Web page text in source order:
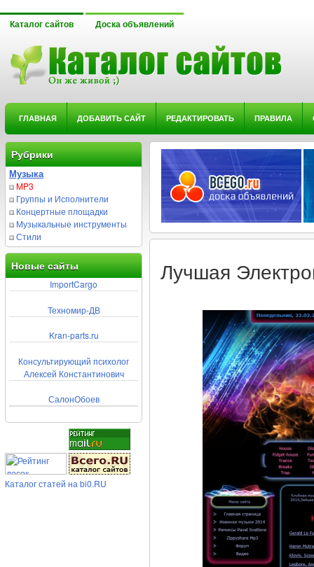
Каталог сайтов Доска объявлений
ГЛАВНАЯ ДОБАВИТЬ САЙТ РЕДАКТИРОВАТЬ ПРАВИЛА
Рубрики
Музыка
MP3
Группы и Исполнители
Концертные площадки
Музыкальные инструменты
Стили
Новые сайты
ImportCargo
Техномир-ДВ
Kran-parts.ru
Консультирующий психолог
Алексей Константинович
СалонОбоев
Каталог статей на bi0.RU
Лучшая